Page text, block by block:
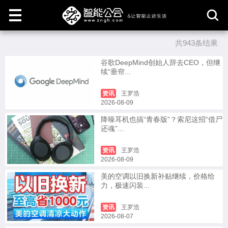
消
共943条结果
谷歌DeepMind创始人辞去CEO，但继
续“垂帘...
资讯
王罗浩
2026-08-09
降噪耳机也搞“青春版”？索尼这招“借尸
还魂”...
资讯
王罗浩
2026-08-09
美的空调以旧换新补贴继续，价格给
力，极速闪装...
资讯
王罗浩
2026-08-07